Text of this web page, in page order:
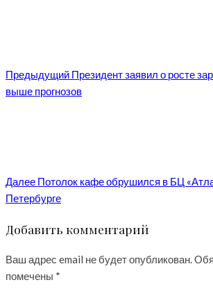
Предыдущий Президент заявил о росте
выше прогнозов
Далее Потолок кафе обрушился в БЦ
Петербурге
Добавить комментарий
Ваш адрес email не будет опубликован.
помечены *